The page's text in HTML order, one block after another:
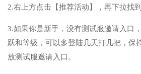
2.右上方点击【推荐活动】，再下拉找
3.如果你是新手，没有测试服邀请入口
跃和等级，可以多登陆几天打几把，保
放测试服邀请入口。